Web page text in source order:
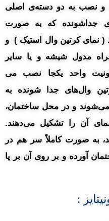
و نصب به دو دسته‌ی اصلی
جداشونده که به صورت
نمای کرتین وال استیک ) و
مدول شیشه و یا سایر
واحد یکجا نصب می
وال‌های جدا شونده به
و در محل ساختمان،
آن را تشکیل می‌دهند.
به صورت کاملاً سر هم در
آورده و بر روی آن بر پا
: